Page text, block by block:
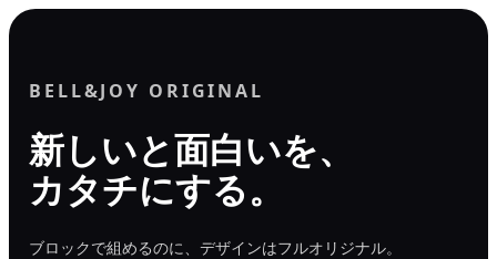
内
BELL&JOY ORIGINAL
新しいと面白いを、
カタチにする。
ブロックで組めるのに、デザインはフルオリジナル。